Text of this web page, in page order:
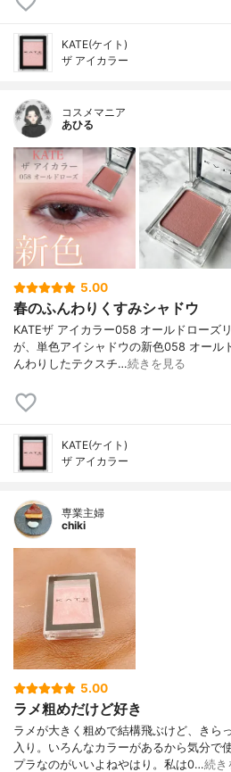
KATE(ケイト)
ザ アイカラー
コスメマニア
あひる
5.00
春のふんわりくすみシャドウ
KATEザ アイカラー058 オールドローズ
が、単色アイシャドウの新色058 オール
んわりしたテクスチ…続きを見る
KATE(ケイト)
ザ アイカラー
専業主婦
chiki
5.00
ラメ粗めだけど好き
ラメが大きく粗めで結構飛ぶけど、きら
入り。いろんなカラーがあるから気分で
プラなのがいいよねやはり。私は0…続き